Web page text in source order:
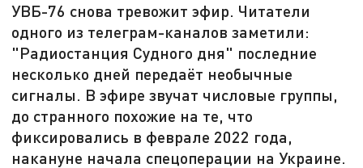
УВБ-76 снова тревожит эфир. Читатели
одного из телеграм-каналов заметили:
"Радиостанция Судного дня" последние
несколько дней передаёт необычные
сигналы. В эфире звучат числовые группы,
до странного похожие на те, что
фиксировались в феврале 2022 года,
накануне начала спецоперации на Украине.